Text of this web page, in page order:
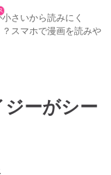
マホ
さいから読みにく
？スマホで漫画を読みや
ーがシー